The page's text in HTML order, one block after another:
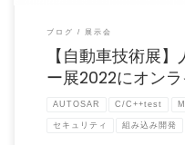
ブログ 展示会
【自動車技術展
ー展2022にオンラ
AUTOSAR C/C++test
セキュリティ 組み込み開発